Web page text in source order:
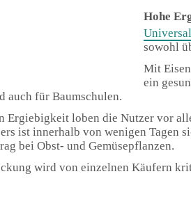
Hohe
sowohl
Mit
ein
auch für Baumschulen.
Ergiebigkeit loben die Nutzer vor
ist innerhalb von wenigen Tagen
bei Obst- und Gemüsepflanzen.
wird von einzelnen Käufern